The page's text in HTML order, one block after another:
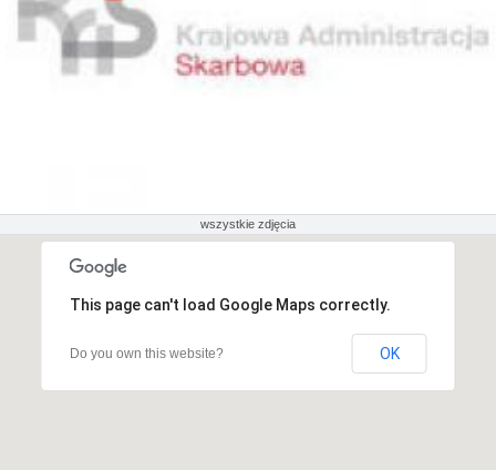
wszystkie zdjęcia
This page can't load Google Maps correctly.
Do you own this website? OK